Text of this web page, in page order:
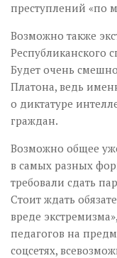
преступлений «по
Возможно также
Республиканского
Будет очень
Платона, ведь
о диктатуре
граждан.
Возможно общее
в самых разных
требовали сдать
Стоит ждать
вреде
педагогов на
соцсетях,